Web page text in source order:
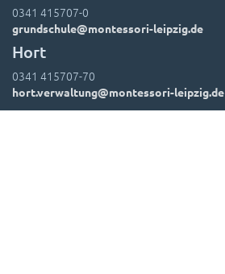
0341 415707-0
grundschule@montessori-leipzig.de
Hort
0341 415707-70
hort.verwaltung@montessori-leipzig.de